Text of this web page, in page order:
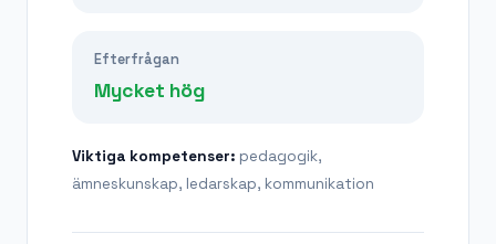
Efterfrågan
Mycket hög
Viktiga kompetenser: pedagogik,
ämneskunskap, ledarskap, kommunikation